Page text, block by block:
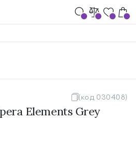
(код 030408)
Elements Grey